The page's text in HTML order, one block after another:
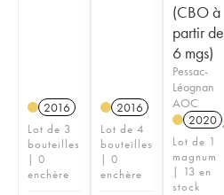
2016
Lot de 3
bouteilles
| 0
enchère
2016
Lot de 4
bouteilles
| 0
enchère
(CBO à
partir de
6 mgs)
Pessac-
Léognan
AOC
2020
Lot de 1
magnum
| 13 en
stock